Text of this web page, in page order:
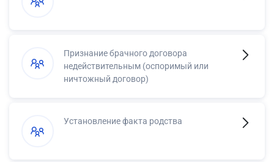
Признание брачного договора
недействительным (оспоримый или
ничтожный договор)
Установление факта родства